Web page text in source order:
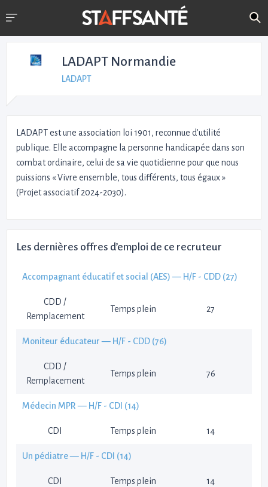
LADAPT Normandie
LADAPT
LADAPT est une association loi 1901, reconnue d’utilité
publique. Elle accompagne la personne handicapée dans son
combat ordinaire, celui de sa vie quotidienne pour que nous
puissions « Vivre ensemble, tous différents, tous égaux »
(Projet associatif 2024-2030).
Les dernières offres d’emploi de ce recruteur
Accompagnant éducatif et social (AES) — H/F - CDD (27)
CDD /
Remplacement
Temps plein 27
Moniteur éducateur — H/F - CDD (76)
CDD /
Remplacement
Temps plein 76
Médecin MPR — H/F - CDI (14)
CDI Temps plein 14
Un pédiatre — H/F - CDI (14)
CDI Temps plein 14